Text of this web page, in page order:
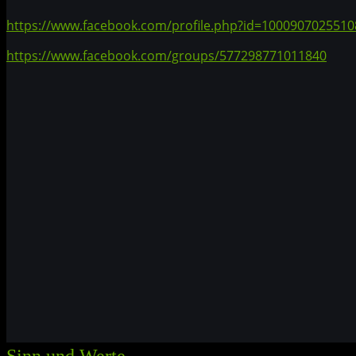
https://www.facebook.com/
https://www.facebook.com/groups/577298771011840